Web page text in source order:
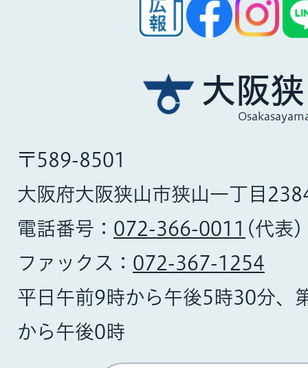
大阪
〒589-8501
大阪府大阪狭山市狭山一丁目
電話番号： 072-366-0011 (代表)
ファックス： 072-367-1254
平日午前9時から午後5時30分、
から午後0時